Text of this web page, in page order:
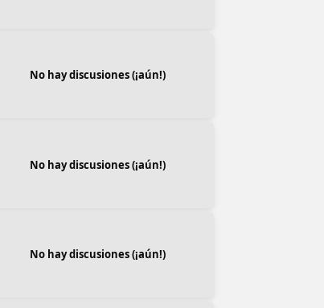
No hay discusiones (¡aún!)
No hay discusiones (¡aún!)
No hay discusiones (¡aún!)